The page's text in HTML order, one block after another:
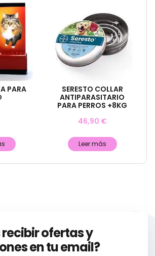
PARA
SERESTO COLLAR
ANTIPARASITARIO
PARA PERROS +8KG
46,90 €
Leer más
recibir ofertas y
en tu email?